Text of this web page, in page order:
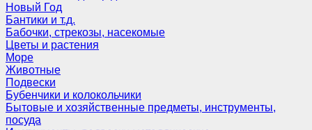
Новый Год
Бантики и т.д.
Бабочки, стрекозы, насекомые
Цветы и растения
Море
Животные
Подвески
Бубенчики и колокольчики
Бытовые и хозяйственные предметы, инструменты,
посуда